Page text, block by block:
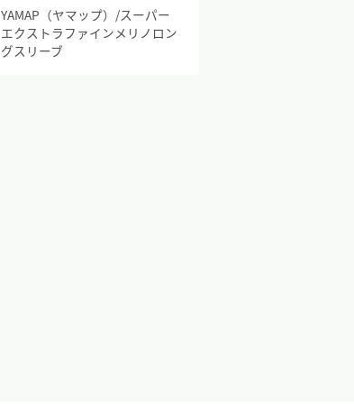
YAMAP（ヤマップ）/スーパー
エクストラファインメリノロン
グスリーブ